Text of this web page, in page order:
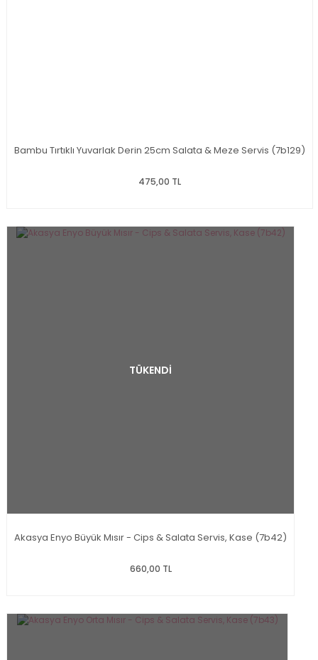
Bambu Tırtıklı Yuvarlak Derin 25cm Salata & Meze Servis (7b129)
475,00 TL
TÜKENDİ
Akasya Enyo Büyük Mısır - Cips & Salata Servis, Kase (7b42)
660,00 TL